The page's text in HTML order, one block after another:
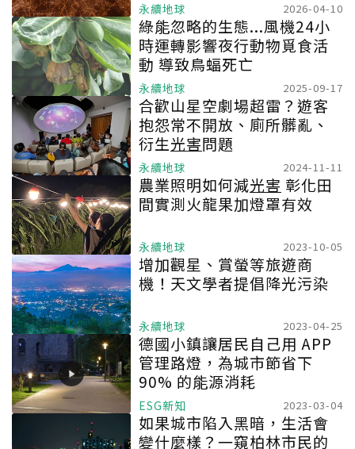
永續地球 2026-04-10
綠能忽略的生態...風機24小
時運轉影響夜行動物覓食活
動 導致鳥蝠死亡
永續地球 2025-09-17
合歡山星空劇場超雷？遊客
抱怨常不開放、廁所髒亂、
衍生光害問題
永續地球 2024-11-11
農業照明如何減光害 彰化田
間實測火龍果加燈罩有效
永續地球 2023-10-05
增加觀星、賞螢等旅遊商
機！天文學者提倡降光污染
永續地球 2023-04-25
德國小鎮讓居民自己用 APP
管理路燈，為城市節省下
90% 的能源消耗
ESG新知 2023-03-04
如果城市陷入黑暗，生活會
變什麼樣？一窺柏林市民的